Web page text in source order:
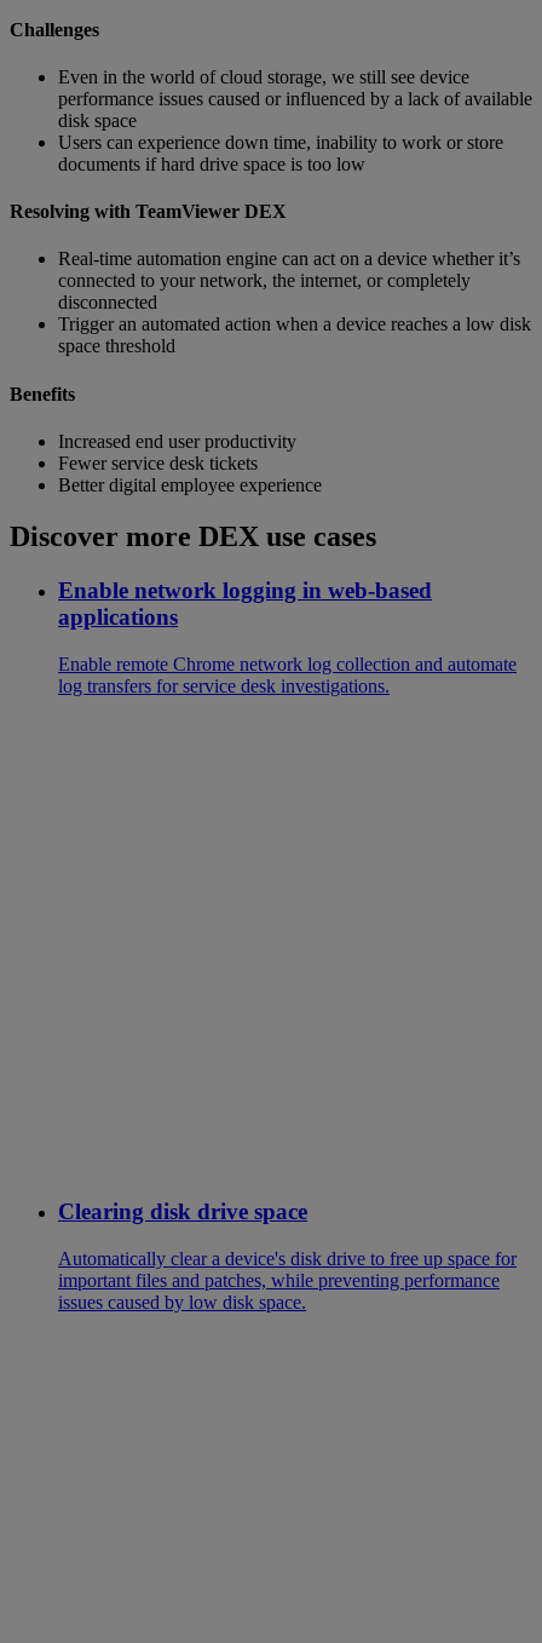
Challenges
Even in the world of cloud storage, we still see device
performance issues caused or influenced by a lack of available
disk space
Users can experience down time, inability to work or store
documents if hard drive space is too low
Resolving with TeamViewer DEX
Real-time automation engine can act on a device whether it’s
connected to your network, the internet, or completely
disconnected
Trigger an automated action when a device reaches a low disk
space threshold
Benefits
Increased end user productivity
Fewer service desk tickets
Better digital employee experience
Discover more DEX use cases
Enable network logging in web-based
applications
Enable remote Chrome network log collection and automate
log transfers for service desk investigations.
Clearing disk drive space
Automatically clear a device's disk drive to free up space for
important files and patches, while preventing performance
issues caused by low disk space.